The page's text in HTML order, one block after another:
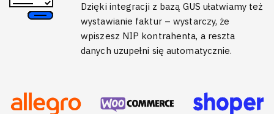
Dzięki integracji z bazą GUS ułatwiamy też
wystawianie faktur – wystarczy, że
wpiszesz NIP kontrahenta, a reszta
danych uzupełni się automatycznie.